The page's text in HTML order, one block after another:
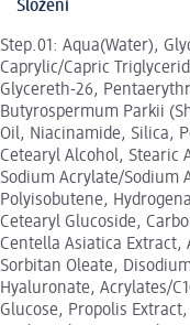
Složení
Step.01: Aqua(Water),
Caprylic/Capric
Glycereth-26,
Butyrospermum Parkii
Oil, Niacinamide, Silica,
Cetearyl Alcohol, Stearic
Sodium Acrylate/Sodium
Polyisobutene,
Cetearyl Glucoside,
Centella Asiatica Extract,
Sorbitan Oleate,
Hyaluronate, Acrylates/
Glucose, Propolis